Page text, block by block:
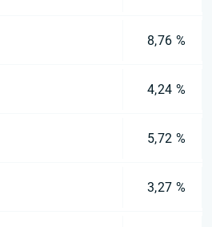
8,76 %
4,24 %
5,72 %
3,27 %